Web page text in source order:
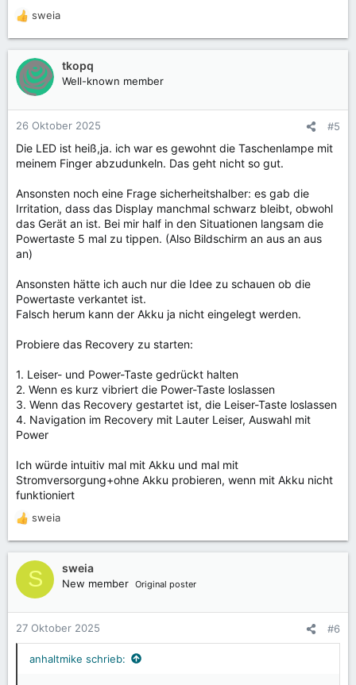
R
a
k
t
n
n
:
sweia
tkopq
Well-known member
26 Oktober 2025 #5
Die LED ist heiß,ja. ich war es gewohnt die Taschenlampe mit
meinem Finger abzudunkeln. Das geht nicht so gut.
Ansonsten noch eine Frage sicherheitshalber: es gab die
Irritation, dass das Display manchmal schwarz bleibt, obwohl
das Gerät an ist. Bei mir half in den Situationen langsam die
Powertaste 5 mal zu tippen. (Also Bildschirm an aus an aus
an)
Ansonsten hätte ich auch nur die Idee zu schauen ob die
Powertaste verkantet ist.
Falsch herum kann der Akku ja nicht eingelegt werden.
Probiere das Recovery zu starten:
1. Leiser- und Power-Taste gedrückt halten
2. Wenn es kurz vibriert die Power-Taste loslassen
3. Wenn das Recovery gestartet ist, die Leiser-Taste loslassen
4. Navigation im Recovery mit Lauter Leiser, Auswahl mit
Power
Ich würde intuitiv mal mit Akku und mal mit
Stromversorgung+ohne Akku probieren, wenn mit Akku nicht
funktioniert
R
a
k
t
n
sweia
S sweia
New member Original poster
27 Oktober 2025 #6
anhaltmike schrieb: